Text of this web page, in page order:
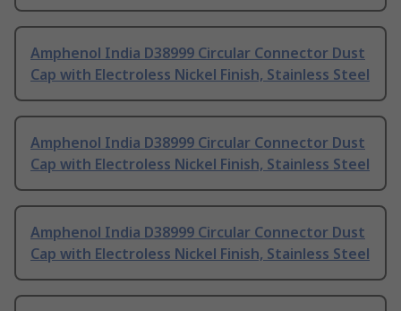
Amphenol India D38999 Circular Connector Dust
Cap with Electroless Nickel Finish, Stainless Steel
Amphenol India D38999 Circular Connector Dust
Cap with Electroless Nickel Finish, Stainless Steel
Amphenol India D38999 Circular Connector Dust
Cap with Electroless Nickel Finish, Stainless Steel